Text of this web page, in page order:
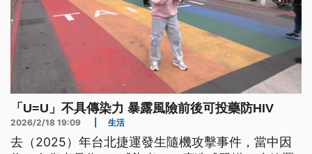
「U=U」不具傳染力 暴露風險前後可投藥防HIV
2026/2/18 19:09 生活
去（2025）年台北捷運發生隨機攻擊事件，當中因